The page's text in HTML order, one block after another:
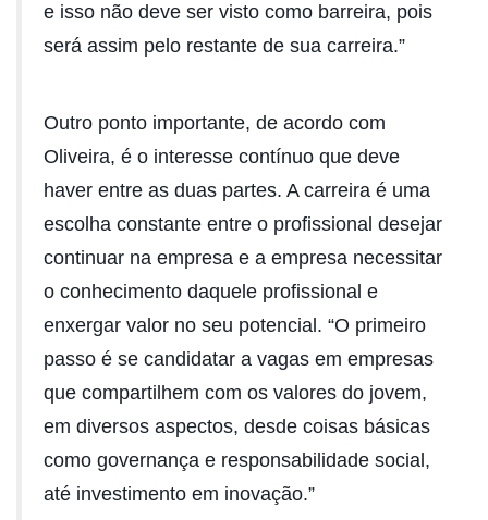
e isso não deve ser visto como barreira, pois
será assim pelo restante de sua carreira.”
Outro ponto importante, de acordo com
Oliveira, é o interesse contínuo que deve
haver entre as duas partes. A carreira é uma
escolha constante entre o profissional desejar
continuar na empresa e a empresa necessitar
o conhecimento daquele profissional e
enxergar valor no seu potencial. “O primeiro
passo é se candidatar a vagas em empresas
que compartilhem com os valores do jovem,
em diversos aspectos, desde coisas básicas
como governança e responsabilidade social,
até investimento em inovação.”